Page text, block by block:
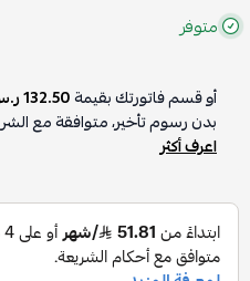
متوفر
أو قسم فاتورتك بقيمة132.50 ر.س
بدون رسوم تأخير، متوافقة مع
اعرف أكثر